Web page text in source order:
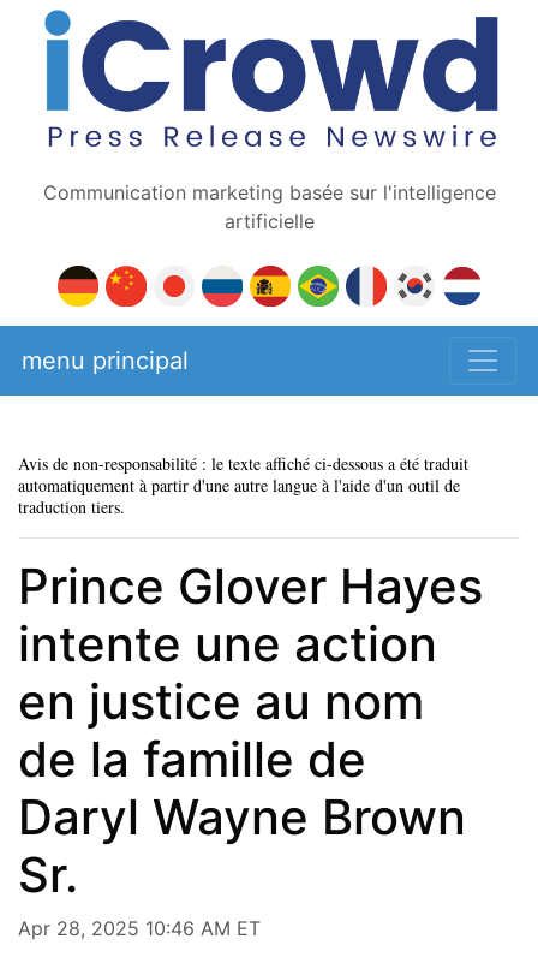
Communication marketing basée sur l'intelligence
artificielle
menu principal
Avis de non-responsabilité : le texte affiché ci-dessous a été traduit
automatiquement à partir d'une autre langue à l'aide d'un outil de
traduction tiers.
Prince Glover Hayes
intente une action
en justice au nom
de la famille de
Daryl Wayne Brown
Sr.
Apr 28, 2025 10:46 AM ET